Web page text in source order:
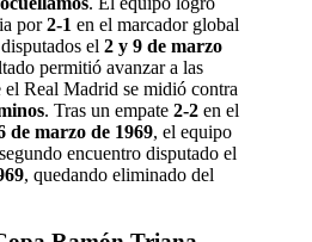
por2-1 en el marcador global
el 2 y 9 de marzo
permitió avanzar a las
el Real Madrid se midió contra
. Tras un empate 2-2 en el
de marzo de 1969, el equipo
encuentro disputado el
, quedando eliminado del